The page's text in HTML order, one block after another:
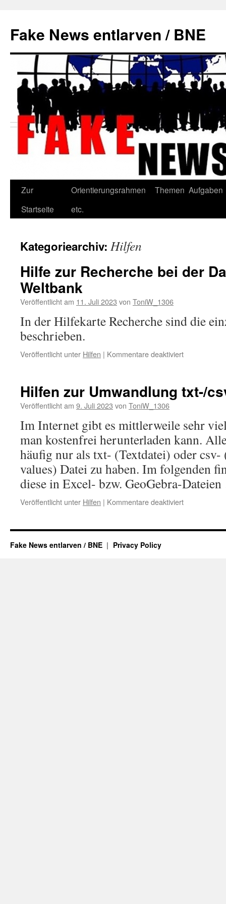
springen
Fake News entlarven / BNE
Zur
Startseite
Orientierungsrahmen
etc.
Themen Aufgaben
Kategoriearchiv: Hilfen
Hilfe zur Recherche bei der
Weltbank
Veröffentlicht am 11. Juli 2023 von ToniW_1306
In der Hilfekarte Recherche sind die
beschrieben.
Veröffentlicht unter Hilfen | Kommentare deaktiviertfür
bei
der
Weltbank
Hilfen zur Umwandlung txt-/
Veröffentlicht am 9. Juli 2023 von ToniW_1306
Im Internet gibt es mittlerweile sehr
man kostenfrei herunterladen kann.
häufig nur als txt- (Textdatei) oder csv-
values) Datei zu haben. Im folgenden
diese in Excel- bzw. GeoGebra-
Veröffentlicht unter Hilfen | Kommentare deaktiviertfür
Umwandlung
Fake News entlarven / BNE Privacy Policy